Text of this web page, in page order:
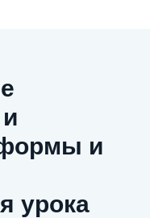
и
урока